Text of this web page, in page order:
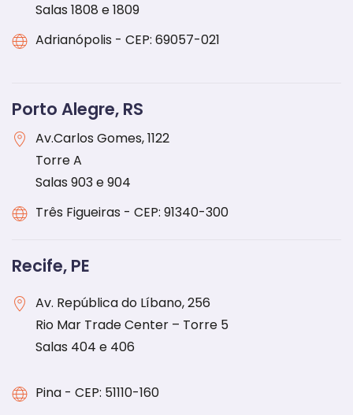
Salas 1808 e 1809
Adrianópolis - CEP: 69057-021
Porto Alegre, RS
Av.Carlos Gomes, 1122
Torre A
Salas 903 e 904
Três Figueiras - CEP: 91340-300
Recife, PE
Av. República do Líbano, 256
Rio Mar Trade Center – Torre 5
Salas 404 e 406
Pina - CEP: 51110-160